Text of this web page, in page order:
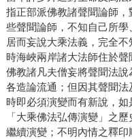
指正部派佛教諸聲聞論師
些聲聞論師，不知自己所
居而妄說大乘法義，完全
時海峽兩岸諸大法師住於
佛教諸凡夫僧妄將聲聞法
各造論流通；但因其聲聞
時即必須演變而有新說，
「大乘佛法弘傳演變」之
繼續演變；不明內情之釋